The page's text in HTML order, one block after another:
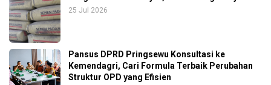
25 Jul 2026
Pansus DPRD Pringsewu Konsultasi ke
Kemendagri, Cari Formula Terbaik Perubahan
Struktur OPD yang Efisien